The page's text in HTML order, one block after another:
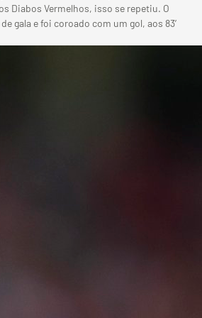
Diabos Vermelhos, isso se repetiu. O
gala e foi coroado com um gol, aos 83′